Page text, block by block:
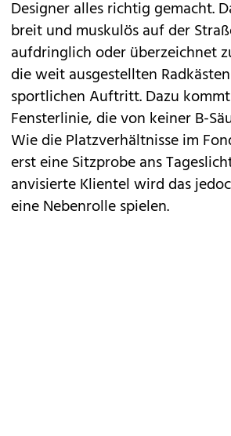
Designer alles richtig gemacht.
breit und muskulös auf der
aufdringlich oder überzeichnet
die weit ausgestellten
sportlichen Auftritt. Dazu
Fensterlinie, die von keiner B-
Wie die Platzverhältnisse im
erst eine Sitzprobe ans
anvisierte Klientel wird das
eine Nebenrolle spielen.